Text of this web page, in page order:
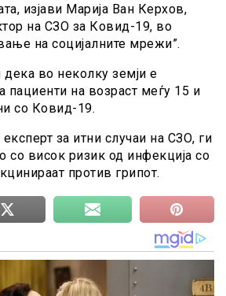
изјави Марија Ван Керхов,
на СЗО за Ковид-19, во
на социјалните мрежи”.
дека во неколку земји е
пациенти на возраст меѓу 15 и
со Ковид-19.
експерт за итни случаи на СЗО, ги
со висок ризик од инфекција со
против грипот.